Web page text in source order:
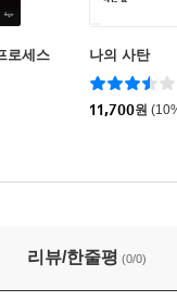
로세스
나의 사탄
11,700원
이션 북
리뷰/한줄평 (0/0)